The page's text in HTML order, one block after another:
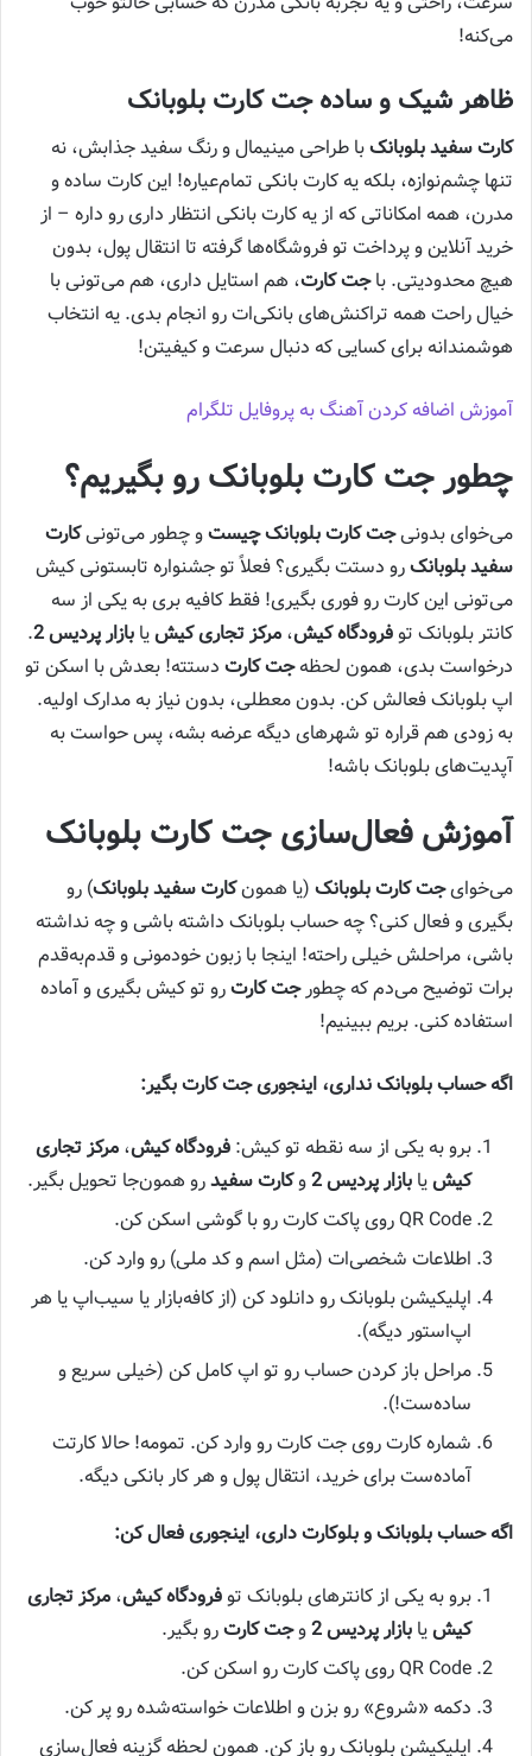
می‌کنه!
ظاهر شیک و ساده جت کارت بلوبانک
کارت سفید بلوبانکبا طراحی مینیمال و رنگ سفید جذابش، نه
تنها چشم‌نوازه، بلکه یه کارت بانکی تمام‌عیاره! این کارت ساده و
مدرن، همه امکاناتی که از یه کارت بانکی انتظار داری رو داره – از
خرید آنلاین و پرداخت تو فروشگاه‌ها گرفته تا انتقال پول، بدون
هیچ محدودیتی. باجت کارت، هم استایل داری، هم می‌تونی با
خیال راحت همه تراکنش‌های بانکی‌ات رو انجام بدی. یه انتخاب
هوشمندانه برای کسایی که دنبال سرعت و کیفیتن!
آموزش اضافه کردن آهنگ به پروفایل تلگرام
چطور جت کارت بلوبانک رو بگیریم؟
می‌خوای بدونیجت کارت بلوبانک چیستو چطور می‌تونیکارت
سفید بلوبانکرو دستت بگیری؟ فعلاً تو جشنواره تابستونی کیش
می‌تونی این کارت رو فوری بگیری! فقط کافیه بری به یکی از سه
کانتر بلوبانک تو فرودگاه کیش، مرکز تجاری کیشیا بازار پردیس 2 .
درخواست بدی، همون لحظهجت کارت دستته! بعدش با اسکن تو
اپ بلوبانک فعالش کن. بدون معطلی، بدون نیاز به مدارک اولیه.
به زودی هم قراره تو شهرهای دیگه عرضه بشه، پس حواست به
آپدیت‌های بلوبانک باشه!
آموزش فعال‌سازی جت کارت بلوبانک
می‌خوایجت کارت بلوبانک (یا همونکارت سفید بلوبانک) رو
بگیری و فعال کنی؟ چه حساب بلوبانک داشته باشی و چه نداشته
باشی، مراحلش خیلی راحته! اینجا با زبون خودمونی و قدم‌به‌قدم
برات توضیح می‌دم که چطورجت کارترو تو کیش بگیری و آماده
استفاده کنی. بریم ببینیم!
اگه حساب بلوبانک نداری، اینجوری جت کارت بگیر:
برو به یکی از سه نقطه تو کیش: فرودگاه کیش، مرکز تجاری
کیشیا بازار پردیس 2 وکارت سفیدرو همون‌جا تحویل بگیر.
QR Code روی پاکت کارت رو با گوشی اسکن کن.
اطلاعات شخصی‌ات (مثل اسم و کد ملی) رو وارد کن.
اپلیکیشن بلوبانک رو دانلود کن (از کافه‌بازار یا سیب‌اپ یا هر
اپ‌استور دیگه).
مراحل باز کردن حساب رو تو اپ کامل کن (خیلی سریع و
ساده‌ست!).
شماره کارت روی جت کارت رو وارد کن. تمومه! حالا کارتت
آماده‌ست برای خرید، انتقال پول و هر کار بانکی دیگه.
اگه حساب بلوبانک و بلوکارت داری، اینجوری فعال کن:
برو به یکی از کانترهای بلوبانک توفرودگاه کیش، مرکز تجاری
کیشیا بازار پردیس 2 وجت کارترو بگیر.
QR Code روی پاکت کارت رو اسکن کن.
دکمه «شروع» رو بزن و اطلاعات خواسته‌شده رو پر کن.
اپلیکیشن بلوبانک رو باز کن. همون لحظه گزینه فعال‌سازی